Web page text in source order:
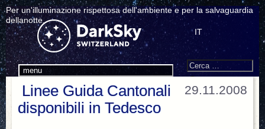
Per un'illuminazione rispettosa dell'ambiente e per la salvaguardia
dellanotte.
menu
IT
Search
Cerca:
29.11.2008
Linee Guida Cantonali
disponibili in Tedesco